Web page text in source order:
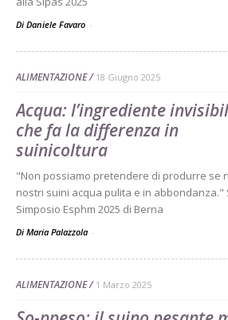
Di Daniele Favaro -
ALIMENTAZIONE 18 Giugno 2025
Acqua: l’ingrediente
che fa la differenza in
suinicoltura
"Non possiamo pretendere di produrre se
nostri suini acqua pulita e in abbondanza."
Simposio Esphm 2025 di Berna
Di Maria Palazzola -
ALIMENTAZIONE 1 Marzo 2025